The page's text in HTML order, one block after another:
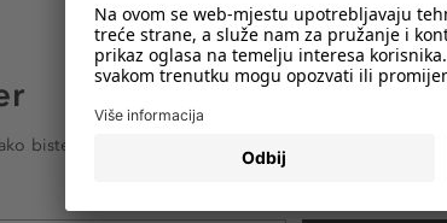
biste e-mailom primali obavijesti o svim trendovima i